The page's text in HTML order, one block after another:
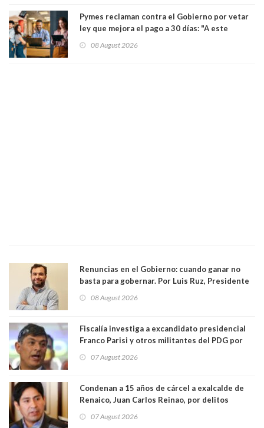
Pymes reclaman contra el Gobierno por vetar
ley que mejora el pago a 30 días: "A este
medianas empresas"
08 August 2026
Renuncias en el Gobierno: cuando ganar no
basta para gobernar. Por Luis Ruz, Presidente
08 August 2026
Fiscalía investiga a excandidato presidencial
Franco Parisi y otros militantes del PDG por
07 August 2026
Condenan a 15 años de cárcel a exalcalde de
Renaico, Juan Carlos Reinao, por delitos
07 August 2026